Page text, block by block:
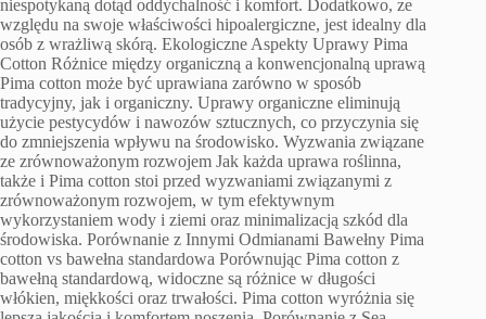
niespotykaną dotąd oddychalność i komfort. Dodatkowo, ze
względu na swoje właściwości hipoalergiczne, jest idealny dla
osób z wrażliwą skórą. Ekologiczne Aspekty Uprawy Pima
Cotton Różnice między organiczną a konwencjonalną uprawą
Pima cotton może być uprawiana zarówno w sposób
tradycyjny, jak i organiczny. Uprawy organiczne eliminują
użycie pestycydów i nawozów sztucznych, co przyczynia się
do zmniejszenia wpływu na środowisko. Wyzwania związane
ze zrównoważonym rozwojem Jak każda uprawa roślinna,
także i Pima cotton stoi przed wyzwaniami związanymi z
zrównoważonym rozwojem, w tym efektywnym
wykorzystaniem wody i ziemi oraz minimalizacją szkód dla
środowiska. Porównanie z Innymi Odmianami Bawełny Pima
cotton vs bawełna standardowa Porównując Pima cotton z
bawełną standardową, widoczne są różnice w długości
włókien, miękkości oraz trwałości. Pima cotton wyróżnia się